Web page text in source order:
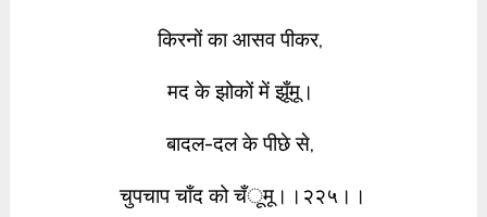
किरनों का आसव पीकर,
मद के झोकों में झूँमू।
बादल-दल के पीछे से,
चुपचाप चाँद को चँूमू।।२२५।।